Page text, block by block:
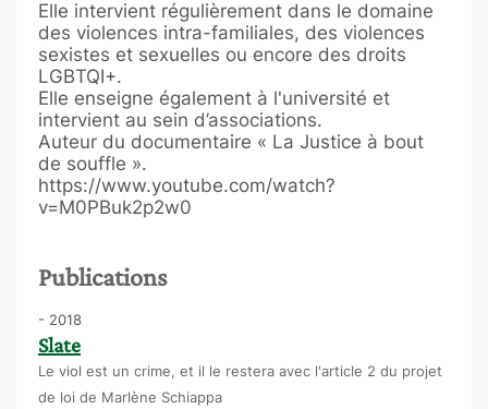
Elle intervient régulièrement dans le domaine
des violences intra-familiales, des violences
sexistes et sexuelles ou encore des droits
LGBTQI+.
Elle enseigne également à l'université et
intervient au sein d’associations.
Auteur du documentaire « La Justice à bout
de souffle ».
https://www.youtube.com/watch?
v=M0PBuk2p2w0
Publications
- 2018
Slate
Le viol est un crime, et il le restera avec l'article 2 du projet
de loi de Marlène Schiappa